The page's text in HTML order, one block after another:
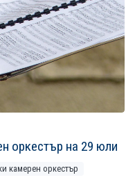
оркестър на 29 юли
камерен оркестър